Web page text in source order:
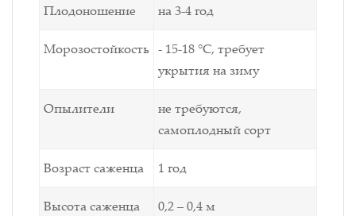
Плодоношение на 3-4 год
Морозостойкость - 15-18 °C, требует
укрытия на зиму
Опылители
не требуются,
самоплодный сорт
Возраст саженца 1 год
Высота саженца 0,2 – 0,4 м